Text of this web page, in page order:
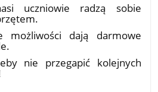
uczniowie radzą sobie
możliwości dają darmowe
nie przegapić kolejnych